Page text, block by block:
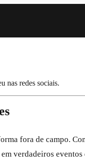
nas redes sociais.
fora de campo.
verdadeiros